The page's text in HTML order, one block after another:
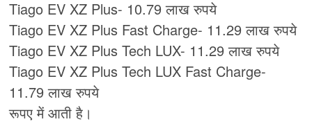
Tiago EV XZ Plus- 10.79 लाख रुपये
Tiago EV XZ Plus Fast Charge- 11.29 लाख रुपये
Tiago EV XZ Plus Tech LUX- 11.29 लाख रुपये
Tiago EV XZ Plus Tech LUX Fast Charge-
11.79 लाख रुपये
रूपए में आती है।